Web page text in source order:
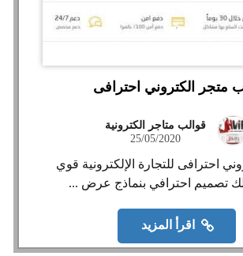
متجر الكتروني احترافى
قوالب متاجر الكترونية
25/05/2020
احترافى للتجارة الإلكترونية قوي
لك تصميم احترافي بنماذج عرض ...
اقرأ المزيد